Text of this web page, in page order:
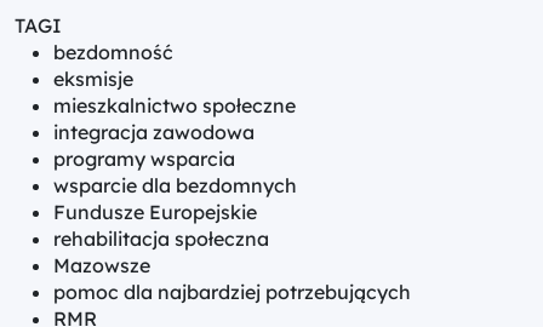
TAGI
bezdomność
eksmisje
mieszkalnictwo społeczne
integracja zawodowa
programy wsparcia
wsparcie dla bezdomnych
Fundusze Europejskie
rehabilitacja społeczna
Mazowsze
pomoc dla najbardziej potrzebujących
RMR